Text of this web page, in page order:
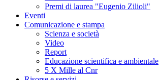
Premi di laurea "Eugenio Zilioli"
Eventi
Comunicazione e stampa
Scienza e società
Video
Report
Educazione scientifica e ambientale
5 X Mille al Cnr